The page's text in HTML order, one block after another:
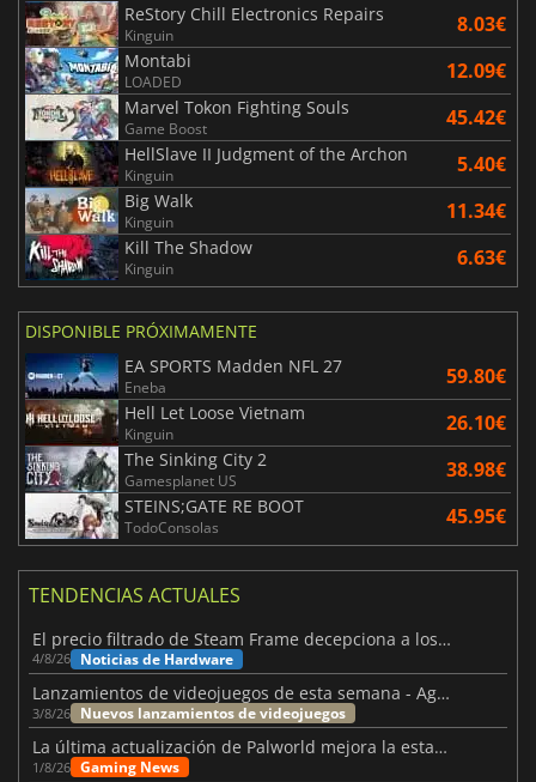
ReStory Chill Electronics Repairs
Kinguin 8.03€
Montabi
LOADED 12.09€
Marvel Tokon Fighting Souls
Game Boost 45.42€
HellSlave II Judgment of the Archon
Kinguin 5.40€
Big Walk
Kinguin 11.34€
Kill The Shadow
Kinguin 6.63€
DISPONIBLE PRÓXIMAMENTE
EA SPORTS Madden NFL 27
Eneba 59.80€
Hell Let Loose Vietnam
Kinguin 26.10€
The Sinking City 2
Gamesplanet US 38.98€
STEINS;GATE RE BOOT
TodoConsolas 45.95€
TENDENCIAS ACTUALES
El precio filtrado de Steam Frame decepciona a los usuarios
4/8/26 Noticias de Hardware
Lanzamientos de videojuegos de esta semana - Agosto de 2026 (semana 32)
3/8/26 Nuevos lanzamientos de videojuegos
La última actualización de Palworld mejora la estabilidad
1/8/26 Gaming News